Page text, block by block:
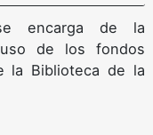
encarga de la
uso de los fondos
la Biblioteca de la